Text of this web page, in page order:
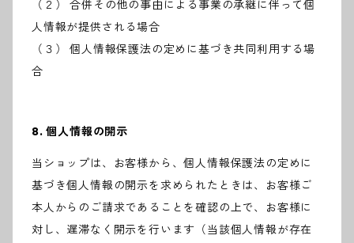
（２） 合併その他の事由による事業の承継に伴って個
人情報が提供される場合
（３） 個人情報保護法の定めに基づき共同利用する場
合
8. 個人情報の開示
当ショップは、お客様から、個人情報保護法の定めに
基づき個人情報の開示を求められたときは、お客様ご
本人からのご請求であることを確認の上で、お客様に
対し、遅滞なく開示を行います（当該個人情報が存在